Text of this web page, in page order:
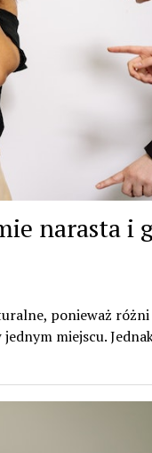
narasta i
ponieważ
miejscu.